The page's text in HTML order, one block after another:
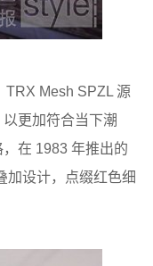
Mesh SPZL 源
更加符合当下潮
在 1983 年推出的
加设计，点缀红色细